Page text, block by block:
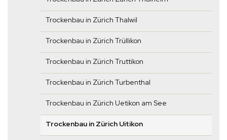
Trockenbau in Zürich Thalwil
Trockenbau in Zürich Trüllikon
Trockenbau in Zürich Truttikon
Trockenbau in Zürich Turbenthal
Trockenbau in Zürich Uetikon am See
Trockenbau in Zürich Uitikon